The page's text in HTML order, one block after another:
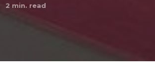
2 min. read